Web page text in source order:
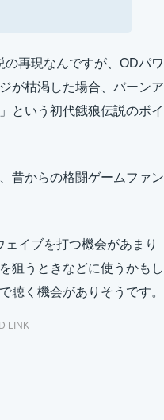
再現なんですが、ODパワ
が枯渇した場合、バーンア
という初代餓狼伝説のボイ
昔からの格闘ゲームファン
イブを打つ機会があまり
狙うときなどに使うかもし
聴く機会がありそうです。
LINK